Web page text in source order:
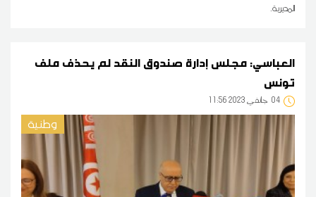
المديرية.
العباسي: مجلس إدارة صندوق النقد لم يحذف ملف
تونس
04 11:56 2023 جانفي
وطنية